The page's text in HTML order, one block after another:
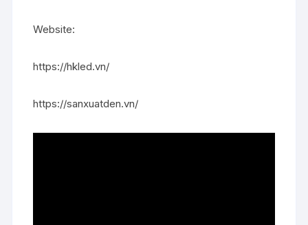
Website:
https://hkled.vn/
https://sanxuatden.vn/